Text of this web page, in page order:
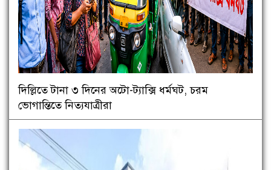
দিল্লিতে টানা ৩ দিনের অটো-ট্যাক্সি ধর্মঘট, চরম
ভোগান্তিতে নিত্যযাত্রীরা